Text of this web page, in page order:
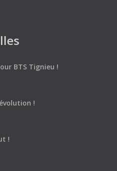
BTS Tignieu !
!
!